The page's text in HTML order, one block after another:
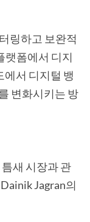
링하고 보완적
랫폼에서 디지
에서 디지털 뱅
변화시키는 방
새 시장과 관
Jagran의